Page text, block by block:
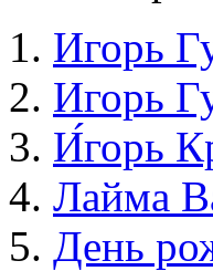
Игорь
Игорь
И́горь
Лайма
День